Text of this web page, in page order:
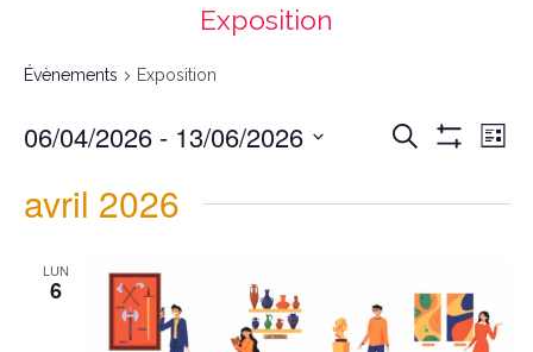
Exposition
Évènements Exposition
navigation
deRecherche
de
vues
Évènement
List
06/04/2026 - 13/06/2026
avril 2026
LUN
6